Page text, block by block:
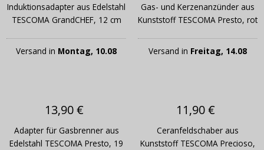
Induktionsadapter aus Edelstahl
TESCOMA GrandCHEF, 12 cm
Versand in Montag, 10.08
Gas- und Kerzenanzünder aus
Kunststoff TESCOMA Presto, rot
Versand in Freitag, 14.08
13,90 €
Adapter für Gasbrenner aus
Edelstahl TESCOMA Presto, 19
11,90 €
Ceranfeldschaber aus
Kunststoff TESCOMA Precioso,